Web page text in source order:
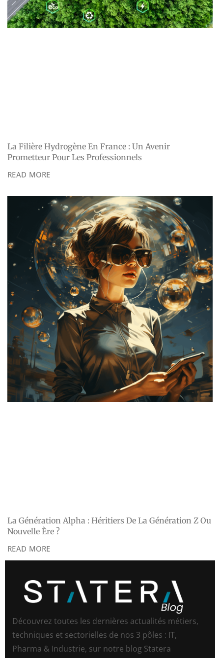
La Filière Hydrogène En France : Un Avenir
Prometteur Pour Les Professionnels
READ MORE
La Génération Alpha : Héritiers De La Génération Z Ou
Nouvelle Ère ?
READ MORE
Découvrez toutes les dernières actualités métiers,
techniques et sectorielles de nos 3 pôles : IT,
Pharma & Industrie, sur notre blog Statera